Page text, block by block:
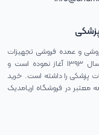
دستگاه های
و عمده فروشی تجهیزات
پزشکی فعالیت دارد. این مجموعه فعالیت خود را درسال ۱۳۹۳ آغاز نموده است و
پزشکی را داشته است. خرید
در فروشگاه اریامدیک